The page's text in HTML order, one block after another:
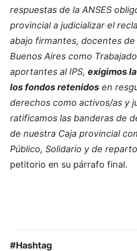
respuestas de la ANSES
provincial a judicializar el
abajo firmantes, docentes
Buenos Aires como
aportantes al IPS, exigimos
los fondos retenidos en
derechos como activos/as y
ratificamos las banderas de
de nuestra Caja provincial
Público, Solidario y de
petitorio en su párrafo final.
#Hashtag